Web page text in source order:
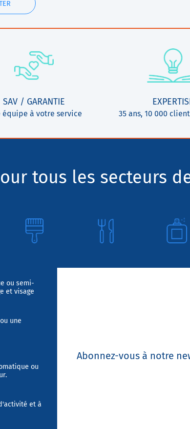
SAV / GARANTIE
équipe à votre service 35 ans, 10 000
tous les secteurs
ou semi-
et visage
une
ou
et à
Abonnez-vous à notre